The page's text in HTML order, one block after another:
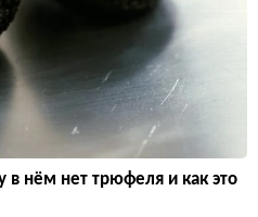
нём нет трюфеля и как это